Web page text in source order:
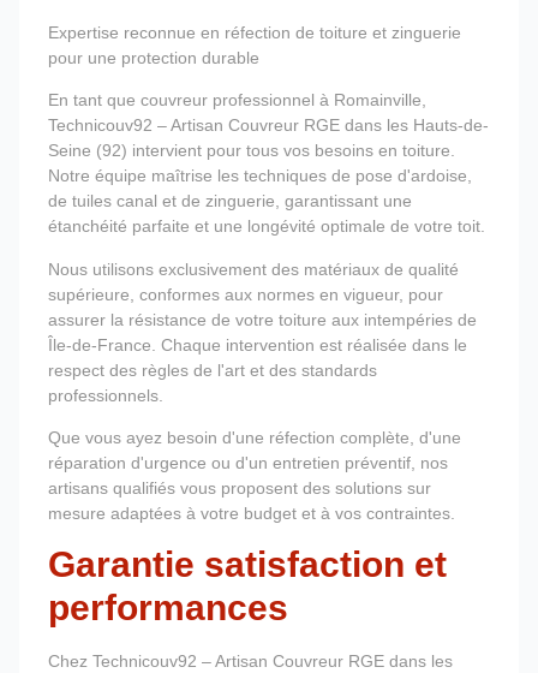
Expertise reconnue en réfection de toiture et zinguerie
pour une protection durable
En tant que couvreur professionnel à Romainville,
Technicouv92 – Artisan Couvreur RGE dans les Hauts-de-
Seine (92) intervient pour tous vos besoins en toiture.
Notre équipe maîtrise les techniques de pose d'ardoise,
de tuiles canal et de zinguerie, garantissant une
étanchéité parfaite et une longévité optimale de votre toit.
Nous utilisons exclusivement des matériaux de qualité
supérieure, conformes aux normes en vigueur, pour
assurer la résistance de votre toiture aux intempéries de
Île-de-France. Chaque intervention est réalisée dans le
respect des règles de l'art et des standards
professionnels.
Que vous ayez besoin d'une réfection complète, d'une
réparation d'urgence ou d'un entretien préventif, nos
artisans qualifiés vous proposent des solutions sur
mesure adaptées à votre budget et à vos contraintes.
Garantie satisfaction et
performances
Chez Technicouv92 – Artisan Couvreur RGE dans les